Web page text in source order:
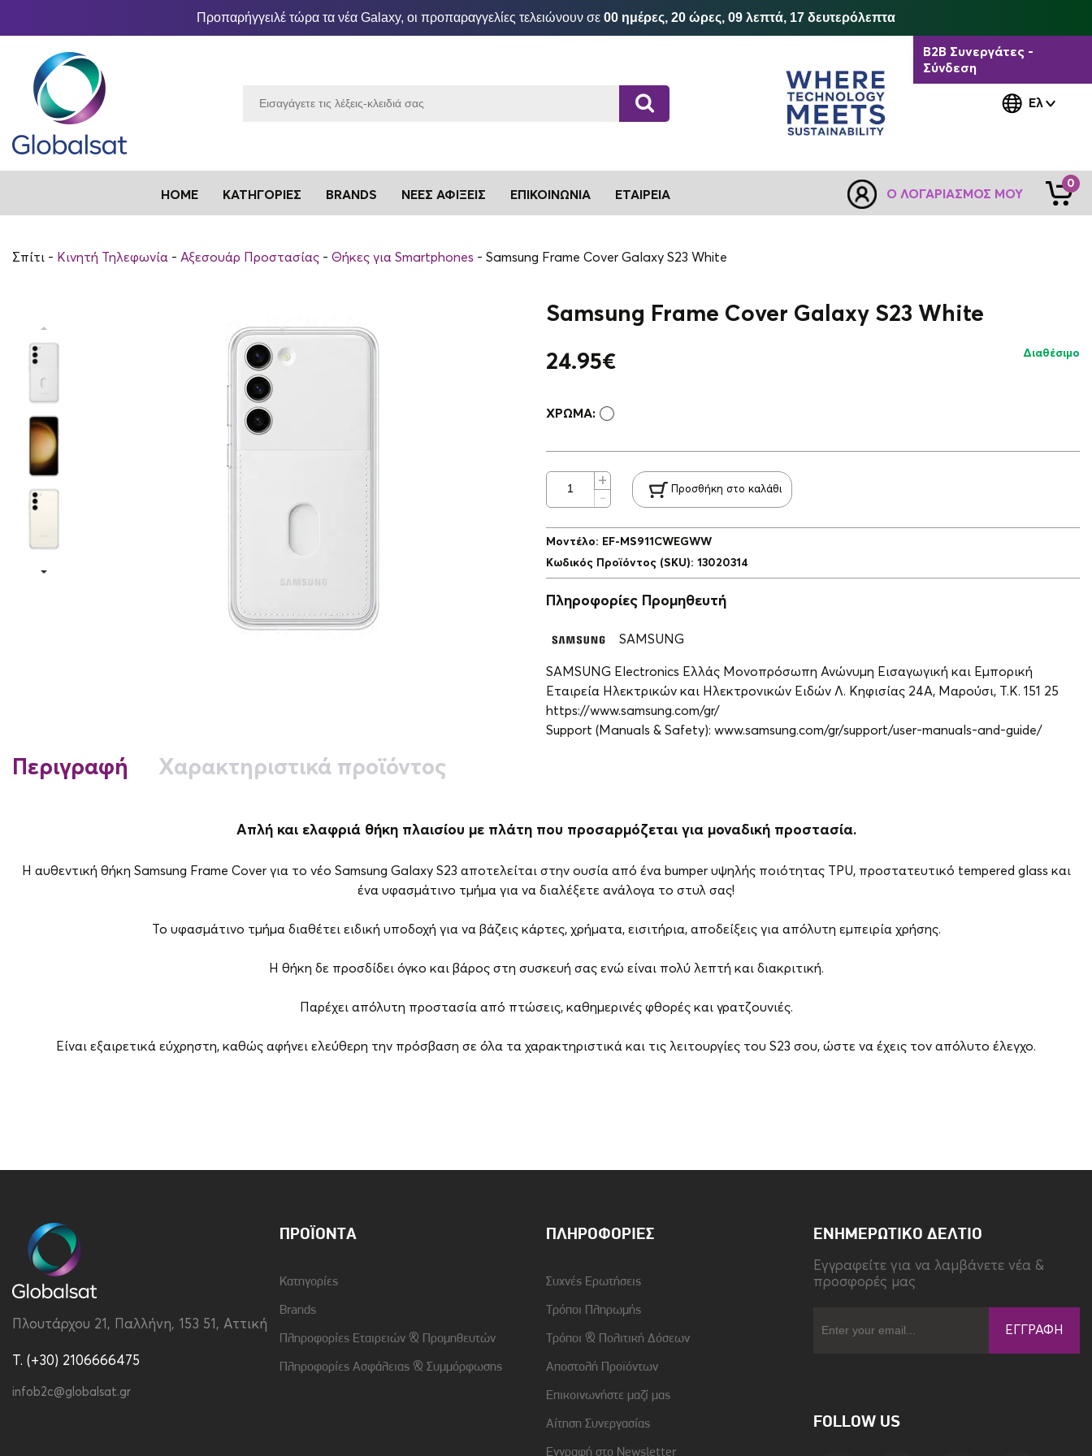
Προπαρήγγειλέ τώρα τα νέα Galaxy, οι προπαραγγελίες τελειώνουν σε 00 ημέρες, 20 ώρες, 09 λεπτά, 17 δευτερόλεπτα
Ελ
B2B Συνεργάτες -
Σύνδεση
HOME ΚΑΤΗΓΟΡΊΕΣ BRANDS ΝΈΕΣ ΑΦΊΞΕΙΣ ΕΠΙΚΟΙΝΩΝΊΑ ΕΤΑΙΡΕΊΑ Ο ΛΟΓΑΡΙΑΣΜΌΣ ΜΟΥ
0
Σπίτι Κινητή Τηλεφωνία Αξεσουάρ Προστασίας Θήκες για Smartphones Samsung Frame Cover Galaxy S23 White
Samsung Frame Cover Galaxy S23 White
24.95€ Διαθέσιμο
ΧΡΏΜΑ:
Προσθήκη στο καλάθι
Μοντέλο: EF-MS911CWEGWW
Κωδικός Προϊόντος (SKU): 13020314
Πληροφορίες Προμηθευτή
SAMSUNG
SAMSUNG Electronics Ελλάς Μονοπρόσωπη Ανώνυμη Εισαγωγική και Εμπορική
Εταιρεία Ηλεκτρικών και Ηλεκτρονικών Ειδών Λ. Κηφισίας 24A, Μαρούσι, Τ.Κ. 151 25
https://www.samsung.com/gr/
Support (Manuals & Safety): www.samsung.com/gr/support/user-manuals-and-guide/
Περιγραφή Χαρακτηριστικά προϊόντος
Απλή και ελαφριά θήκη πλαισίου με πλάτη που προσαρμόζεται για μοναδική προστασία.
Η αυθεντική θήκη Samsung Frame Cover για το νέο Samsung Galaxy S23 αποτελείται στην ουσία από ένα bumper υψηλής ποιότητας TPU, προστατευτικό tempered glass και
ένα υφασμάτινο τμήμα για να διαλέξετε ανάλογα το στυλ σας!
Το υφασμάτινο τμήμα διαθέτει ειδική υποδοχή για να βάζεις κάρτες, χρήματα, εισιτήρια, αποδείξεις για απόλυτη εμπειρία χρήσης.
Η θήκη δε προσδίδει όγκο και βάρος στη συσκευή σας ενώ είναι πολύ λεπτή και διακριτική.
Παρέχει απόλυτη προστασία από πτώσεις, καθημερινές φθορές και γρατζουνιές.
Είναι εξαιρετικά εύχρηστη, καθώς αφήνει ελεύθερη την πρόσβαση σε όλα τα χαρακτηριστικά και τις λειτουργίες του S23 σου, ώστε να έχεις τον απόλυτο έλεγχο.
Υλικό Πλαστικό Χρώμα Λευκό
Πλουτάρχου 21, Παλλήνη, 153 51, Αττική
T. (+30) 2106666475
infob2c@globalsat.gr
ΠΡΟΪΌΝΤΑ
Κατηγορίες
Brands
Πληροφορίες Εταιρειών & Προμηθευτών
Πληροφορίες Ασφάλειας & Συμμόρφωσης
ΠΛΗΡΟΦΟΡΊΕΣ
Συχνές Ερωτήσεις
Τρόποι Πληρωμής
Τρόποι & Πολιτική Δόσεων
Αποστολή Προϊόντων
Επικοινωνήστε μαζί μας
Αίτηση Συνεργασίας
Εγγραφή στο Newsletter
ΕΝΗΜΕΡΩΤΙΚΌ ΔΕΛΤΊΟ
Eγγραφείτε για να λαμβάνετε νέα &
προσφορές μας
ΕΓΓΡΑΦΉ
FOLLOW US